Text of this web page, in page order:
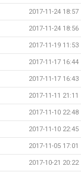
2017-11-24 18:57
2017-11-24 18:56
2017-11-19 11:53
2017-11-17 16:44
2017-11-17 16:43
2017-11-11 21:11
2017-11-10 22:48
2017-11-10 22:45
2017-11-05 17:01
2017-10-21 20:22